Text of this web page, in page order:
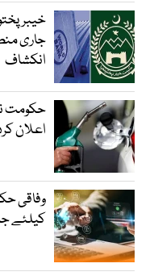
جاری
انکشاف
حکومت
اعلان
وفاقی
کیلئے